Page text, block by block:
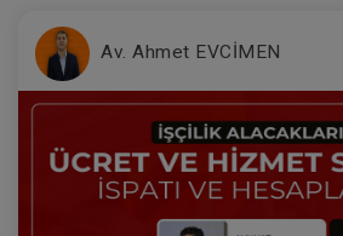
Av. Ahmet EVCİMEN